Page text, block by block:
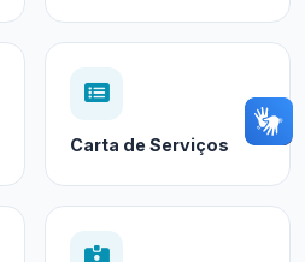
Carta de Serviços